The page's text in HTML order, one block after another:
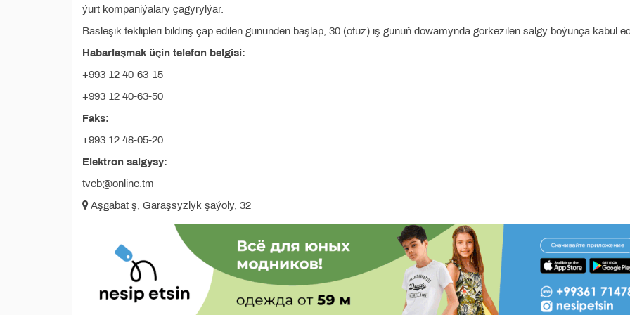
ýurt kompaniýalary çagyrylýar.
Bäsleşik teklipleri bildiriş çap edilen gününden başlap, 30 (otuz) iş günüň dowamynda görkezilen salgy boýunça kabul
Habarlaşmak üçin telefon belgisi:
+993 12 40-63-15
+993 12 40-63-50
Faks:
+993 12 48-05-20
Elektron salgysy:
tveb@online.tm
Aşgabat ş, Garaşsyzlyk şaýoly, 32